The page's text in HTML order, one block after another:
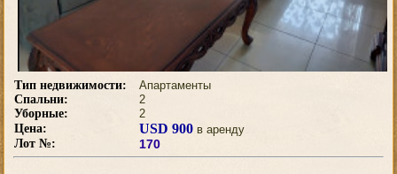
Тип недвижимости:
Апартаменты
Спальни:
2
Уборные:
2
Цена:
USD 900 в аренду
Лот №:
170